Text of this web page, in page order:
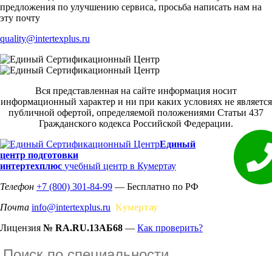
предложения по улучшению сервиса, просьба написать нам на
эту почту
quality@intertexplus.ru
Вся представленная на сайте информация носит
информационный характер и ни при каких условиях не является
публичной офертой, определяемой положениями Статьи 437
Гражданского кодекса Российской Федерации.
Единый
центр подготовки
интертехплюс учебный центр в Кумертау
Телефон +7 (800) 301-84-99 — Бесплатно по РФ
Почта info@intertexplus.ru Кумертау
Лицензия № RA.RU.13АБ68 — Как проверить?